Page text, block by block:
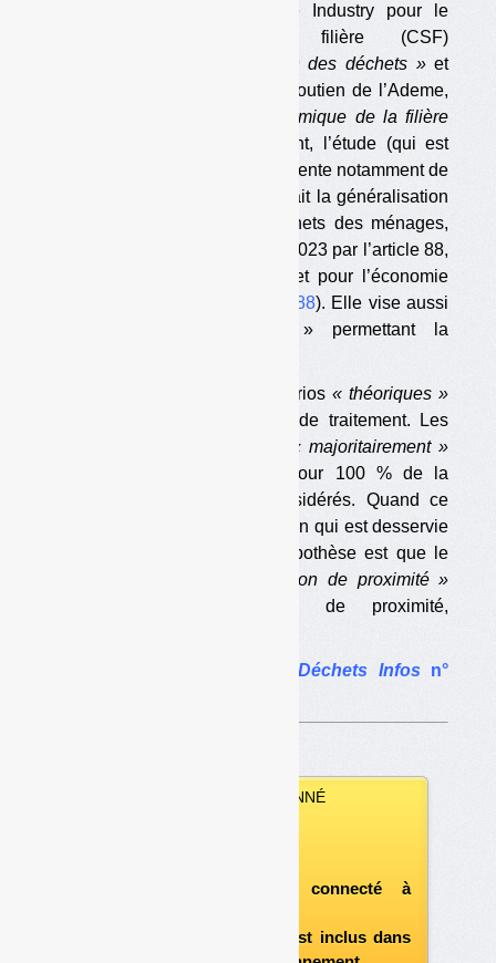
réalisée par le cabinet Sage Industry pour le
Comité stratégique de filière (CSF)
« transformation et valorisation des déchets »et
financée par la CME avec le soutien de l’Ademe,
« le modèle économique de la filière
Plus précisément, l’étude (qui est
encore à un stade non définitif) tente notamment de
chiffrer le coût que représenterait la généralisation
du tri à la source des biodéchets des ménages,
prescrite pour le 31 décembre 2023 par l’article 88,
I, 4° de la loi anti-gaspillage et pour l’économie
voir l’article 88). Elle vise aussi
à identifier les « leviers » permettant la
L’étude se base sur huit scénarios« théoriques »
de collecte et trois scénarios de traitement. Les
« majoritairement »
sur des collectes séparées pour 100 % de la
population des territoires considérés. Quand ce
n’est pas 100 % de la population qui est desservie
par une collecte séparée, l’hypothèse est que le
« gestion de proximité »
(compostage individuel ou de proximité,
Déchets Infos n°
VOUS ÊTES ABONNÉ
après vous être connecté à
et si le document est inclus dans